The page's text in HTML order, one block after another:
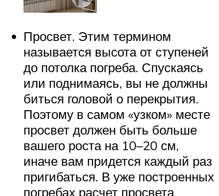
Просвет. Этим термином
называется высота от ступеней
до потолка погреба. Спускаясь
или поднимаясь, вы не должны
биться головой о перекрытия.
Поэтому в самом «узком» месте
просвет должен быть больше
вашего роста на 10–20 см,
иначе вам придется каждый раз
пригибаться. В уже построенных
погребах расчет просвета